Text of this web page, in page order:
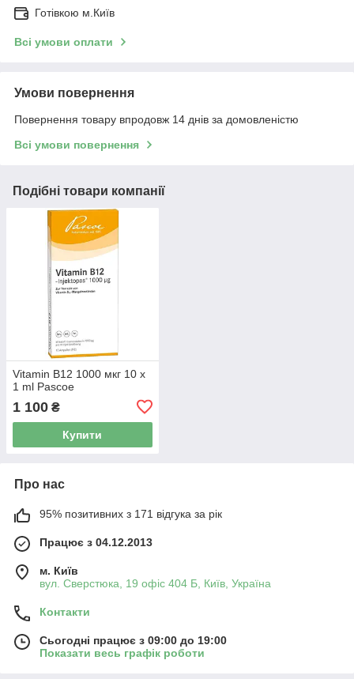
Готівкою м.Київ
Всі умови оплати
Умови повернення
Повернення товару впродовж 14 днів за домовленістю
Всі умови повернення
Подібні товари компанії
Vitamin B12 1000 мкг 10 x
1 ml Pascoe
1 100 ₴
Купити
Про нас
95% позитивних з 171 відгука за рік
Працює з 04.12.2013
м. Київ
вул. Сверстюка, 19 офіс 404 Б, Київ, Україна
Контакти
Сьогодні працює з 09:00 до 19:00
Показати весь графік роботи